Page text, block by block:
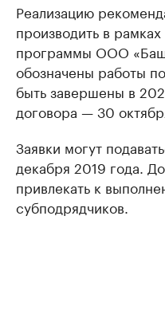
Реализацию
производить в
программы ООО
обозначены работы
быть завершены в
договора — 30
Заявки могут
декабря 2019 года.
привлекать к
субподрядчиков.